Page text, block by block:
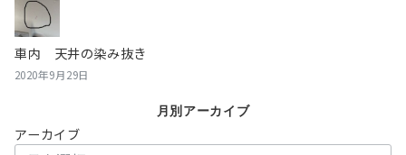
車内 天井の染み抜き
2020年9月29日
月別アーカイブ
アーカイブ